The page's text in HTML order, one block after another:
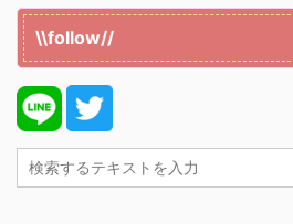
\\follow//